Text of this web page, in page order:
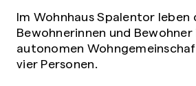
Im Wohnhaus Spalentor leben
Bewohnerinnen und
autonomen
vier Personen.